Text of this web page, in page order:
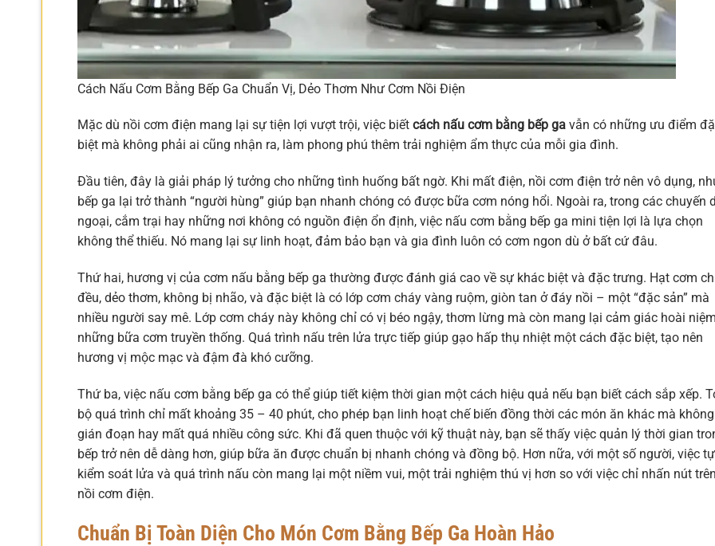
Cách Nấu Cơm Bằng Bếp Ga Chuẩn Vị, Dẻo Thơm Như Cơm Nồi Điện
Mặc dù nồi cơm điện mang lại sự tiện lợi vượt trội, việc biết cách nấu cơm bằng bếp ga vẫn có những ưu điểm
biệt mà không phải ai cũng nhận ra, làm phong phú thêm trải nghiệm ẩm thực của mỗi gia đình.
Đầu tiên, đây là giải pháp lý tưởng cho những tình huống bất ngờ. Khi mất điện, nồi cơm điện trở nên vô dụng,
bếp ga lại trở thành “người hùng” giúp bạn nhanh chóng có được bữa cơm nóng hổi. Ngoài ra, trong các chuyến
ngoại, cắm trại hay những nơi không có nguồn điện ổn định, việc nấu cơm bằng bếp ga mini tiện lợi là lựa chọn
không thể thiếu. Nó mang lại sự linh hoạt, đảm bảo bạn và gia đình luôn có cơm ngon dù ở bất cứ đâu.
Thứ hai, hương vị của cơm nấu bằng bếp ga thường được đánh giá cao về sự khác biệt và đặc trưng. Hạt cơm
đều, dẻo thơm, không bị nhão, và đặc biệt là có lớp cơm cháy vàng ruộm, giòn tan ở đáy nồi – một “đặc sản” mà
nhiều người say mê. Lớp cơm cháy này không chỉ có vị béo ngậy, thơm lừng mà còn mang lại cảm giác hoài
những bữa cơm truyền thống. Quá trình nấu trên lửa trực tiếp giúp gạo hấp thụ nhiệt một cách đặc biệt, tạo nên
hương vị mộc mạc và đậm đà khó cưỡng.
Thứ ba, việc nấu cơm bằng bếp ga có thể giúp tiết kiệm thời gian một cách hiệu quả nếu bạn biết cách sắp xếp.
bộ quá trình chỉ mất khoảng 35 – 40 phút, cho phép bạn linh hoạt chế biến đồng thời các món ăn khác mà
gián đoạn hay mất quá nhiều công sức. Khi đã quen thuộc với kỹ thuật này, bạn sẽ thấy việc quản lý thời gian
bếp trở nên dễ dàng hơn, giúp bữa ăn được chuẩn bị nhanh chóng và đồng bộ. Hơn nữa, với một số người, việc
kiểm soát lửa và quá trình nấu còn mang lại một niềm vui, một trải nghiệm thú vị hơn so với việc chỉ nhấn nút trên
nồi cơm điện.
Chuẩn Bị Toàn Diện Cho Món Cơm Bằng Bếp Ga Hoàn Hảo